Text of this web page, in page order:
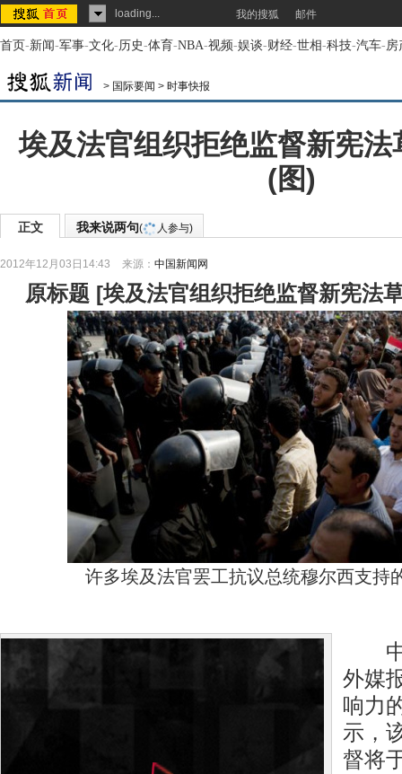
loading... 我的搜狐 邮件
首页-新闻-军事-文化-历史-体育-NBA-视频-娱谈-财经-世相-科技-汽车-房
> 国际要闻 > 时事快报
埃及法官组织拒绝监督新宪法
(图)
正文 我来说两句( 人参与)
2012年12月03日14:43 来源： 中国新闻网
原标题 [埃及法官组织拒绝监督新宪法
许多埃及法官罢工抗议总统穆尔西支持
中
外媒
响力
示，
督将